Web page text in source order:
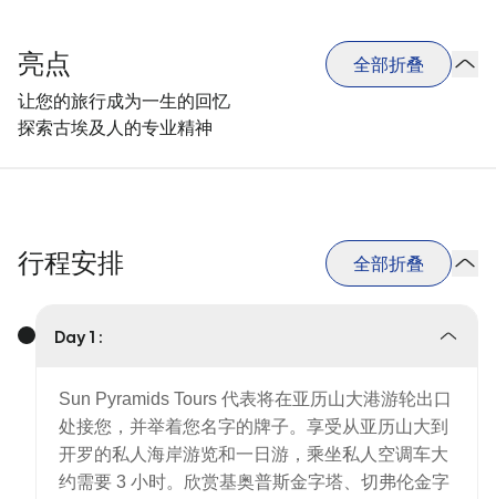
亮点
全部折叠
让您的旅行成为一生的回忆
探索古埃及人的专业精神
行程安排 全部折叠
Day 1 :
Sun Pyramids Tours 代表将在亚历山大港游轮出口
处接您，并举着您名字的牌子。享受从亚历山大到
开罗的私人海岸游览和一日游，乘坐私人空调车大
约需要 3 小时。欣赏基奥普斯金字塔、切弗伦金字